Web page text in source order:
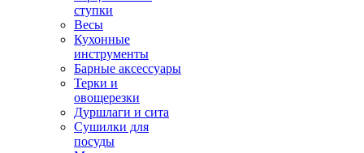
ступки
Весы
Кухонные
инструменты
Барные аксессуары
Терки и
овощерезки
Дуршлаги и сита
Сушилки для
посуды